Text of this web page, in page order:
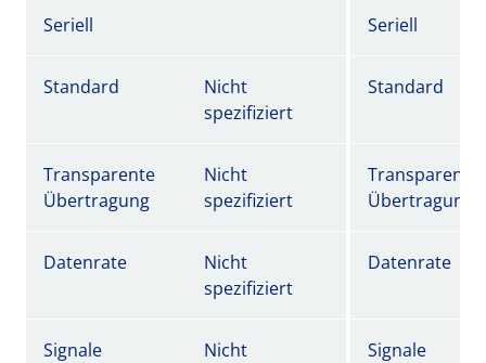
Seriell Seriell
Standard
Nicht
spezifiziert
Standard
Transparente
Übertragung
Nicht
spezifiziert
Transparente
Übertragung
Datenrate
Nicht
spezifiziert
Datenrate
Signale
Nicht
Signale